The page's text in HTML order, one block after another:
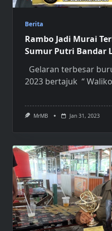
Berita
Rambo Jadi Murai
Sumur Putri Bandar
Gelaran terbesar
2023 bertajuk “
MrMB Jan 31, 2023